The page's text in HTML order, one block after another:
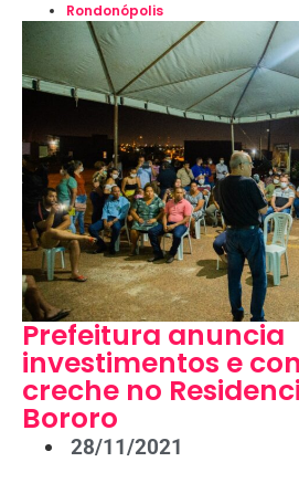
Rondonópolis
Prefeitura anuncia
investimentos e
creche no
Bororo
28/11/2021